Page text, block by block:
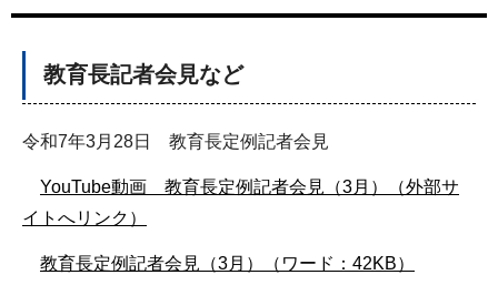
教育長記者会見など
令和7年3月28日 教育長定例記者会見
YouTube動画 教育長定例記者会見（3月）（外部サ
イトへリンク）
教育長定例記者会見（3月）（ワード：42KB）